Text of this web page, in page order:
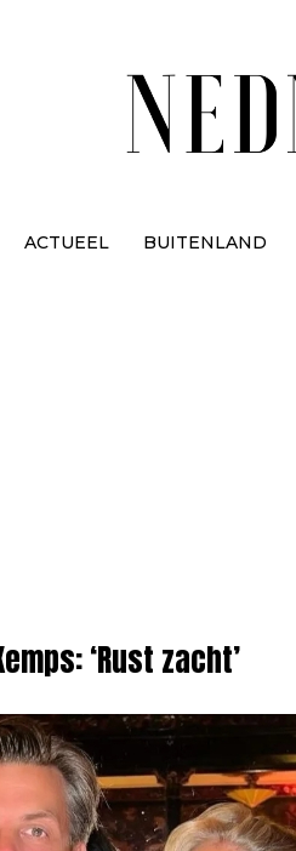
ACTUEEL BUITENLAND
‘Rust zacht’